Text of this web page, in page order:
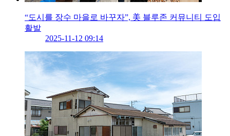
“도시를 장수 마을로 바꾸자”, 美 블루존 커뮤니티 도입
활발
2025-11-12 09:14